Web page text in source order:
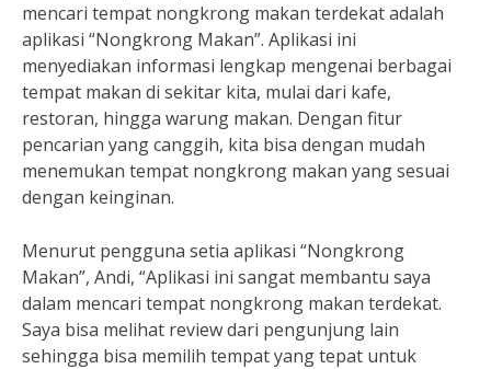
mencari tempat nongkrong makan terdekat adalah
aplikasi “Nongkrong Makan”. Aplikasi ini
menyediakan informasi lengkap mengenai berbagai
tempat makan di sekitar kita, mulai dari kafe,
restoran, hingga warung makan. Dengan fitur
pencarian yang canggih, kita bisa dengan mudah
menemukan tempat nongkrong makan yang sesuai
dengan keinginan.
Menurut pengguna setia aplikasi “Nongkrong
Makan”, Andi, “Aplikasi ini sangat membantu saya
dalam mencari tempat nongkrong makan terdekat.
Saya bisa melihat review dari pengunjung lain
sehingga bisa memilih tempat yang tepat untuk